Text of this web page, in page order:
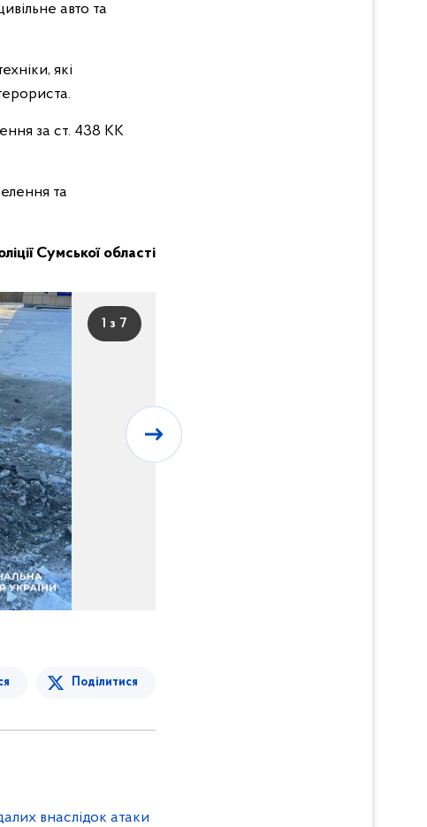
авто та
які
за ст. 438 КК
та
Сумської області
1 з 7
Поділитися
внаслідок атаки